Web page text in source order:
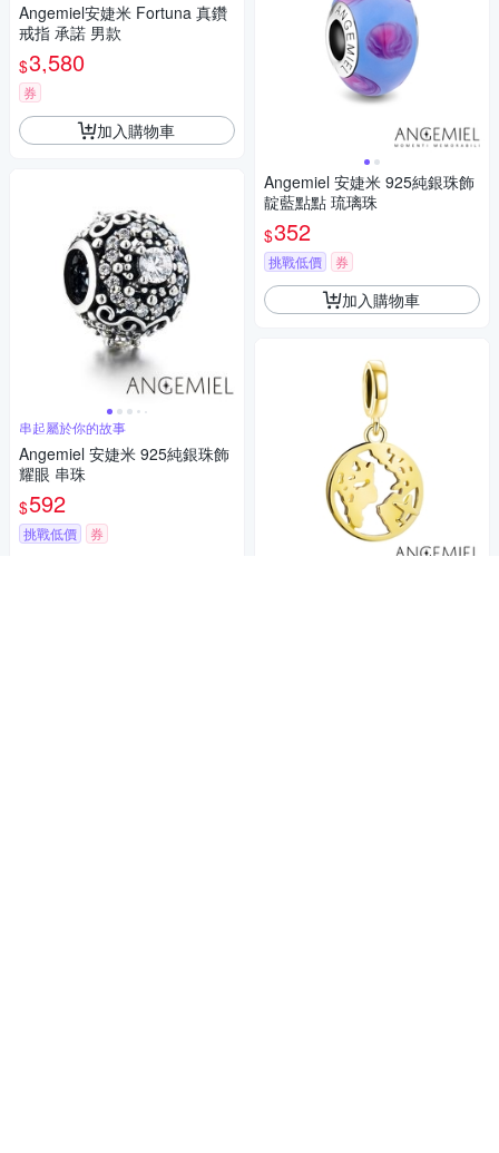
Angemiel安婕米 Fortuna 真鑽
戒指 承諾 男款
$3,580
券
加入購物車
串起屬於你的故事
Angemiel 安婕米 925純銀珠飾
耀眼 串珠
$592
挑戰低價 券
Angemiel 安婕米 925純銀珠飾
靛藍點點 琉璃珠
$352
挑戰低價 券
加入購物車